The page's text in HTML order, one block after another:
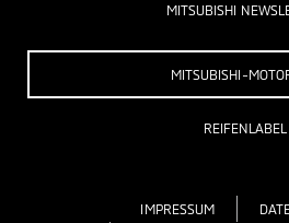
MITSUBISHI
MITSUBISHI-
REIFENLABEL
IMPRESSUM